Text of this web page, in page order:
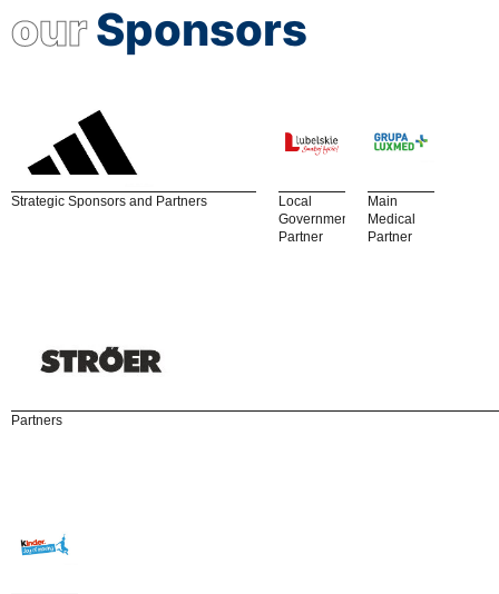
ourSponsors
Strategic Sponsors and Partners
Local
Government
Partner
Main
Medical
Partner
Partners